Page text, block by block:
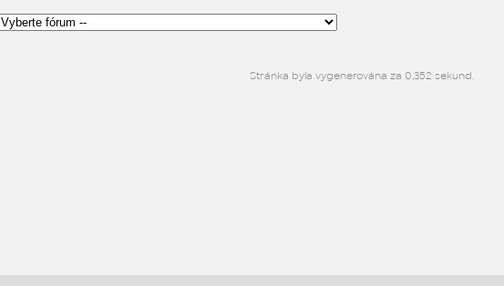
Stránka byla vygenerována za 0,352 sekund.